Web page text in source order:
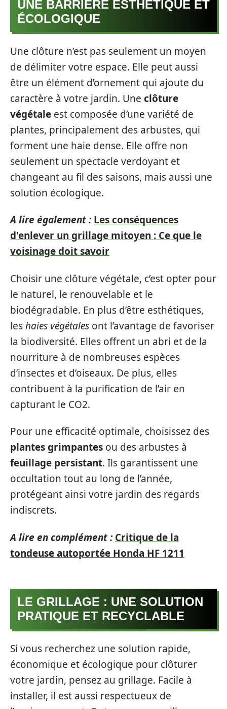
UNE BARRIÈRE ESTHÉTIQUE ET
ÉCOLOGIQUE
Une clôture n’est pas seulement un moyen
de délimiter votre espace. Elle peut aussi
être un élément d’ornement qui ajoute du
caractère à votre jardin. Une clôture
végétale est composée d’une variété de
plantes, principalement des arbustes, qui
forment une haie dense. Elle offre non
seulement un spectacle verdoyant et
changeant au fil des saisons, mais aussi une
solution écologique.
A lire également : Les conséquences
d'enlever un grillage mitoyen : Ce que le
voisinage doit savoir
Choisir une clôture végétale, c’est opter pour
le naturel, le renouvelable et le
biodégradable. En plus d’être esthétiques,
leshaies végétales ont l’avantage de favoriser
la biodiversité. Elles offrent un abri et de la
nourriture à de nombreuses espèces
d’insectes et d’oiseaux. De plus, elles
contribuent à la purification de l’air en
capturant le CO2.
Pour une efficacité optimale, choisissez des
plantes grimpantes ou des arbustes à
feuillage persistant. Ils garantissent une
occultation tout au long de l’année,
protégeant ainsi votre jardin des regards
indiscrets.
A lire en complément : Critique de la
tondeuse autoportée Honda HF 1211
LE GRILLAGE : UNE SOLUTION
PRATIQUE ET RECYCLABLE
Si vous recherchez une solution rapide,
économique et écologique pour clôturer
votre jardin, pensez au grillage. Facile à
installer, il est aussi respectueux de